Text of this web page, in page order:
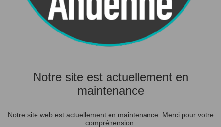
Notre site est actuellement en
maintenance
Notre site web est actuellement en maintenance. Merci pour votre
compréhension.